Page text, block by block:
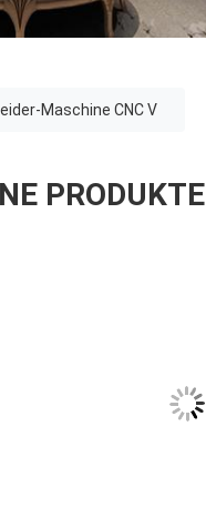
Maschine CNC V
PRODUKTE